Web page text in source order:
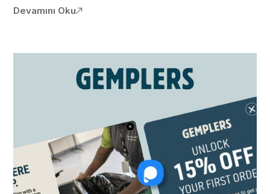
Devamını Oku